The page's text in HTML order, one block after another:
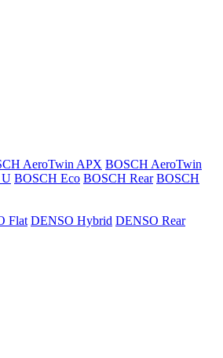
AeroTwin APX BOSCH AeroTwin
U BOSCH Eco BOSCH Rear BOSCH
Flat DENSO Hybrid DENSO Rear